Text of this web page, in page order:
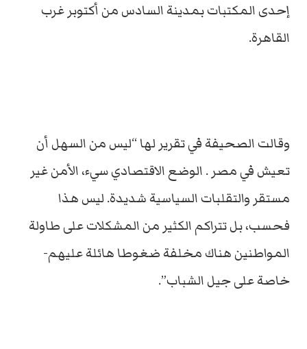
إحدى المكتبات بمدينة السادس من أكتوبر غرب
القاهرة.
وقالت الصحيفة في تقرير لها “ليس من السهل أن
تعيش في مصر . الوضع الاقتصادي سيء، الأمن غير
مستقر والتقلبات السياسية شديدة. ليس هذا
فحسب، بل تتراكم الكثير من المشكلات على طاولة
المواطنين هناك مخلفة ضغوطا هائلة عليهم-
خاصة على جيل الشباب”.